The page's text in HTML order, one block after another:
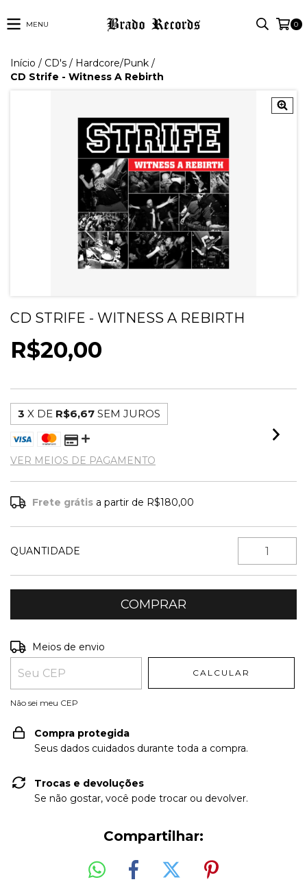
MENU 0
Início / CD's / Hardcore/Punk /
CD Strife - Witness A Rebirth
CD STRIFE - WITNESS A REBIRTH
R$20,00
3 X DE R$6,67 SEM JUROS
VER MEIOS DE PAGAMENTO
Frete grátis a partir de R$180,00
QUANTIDADE
Entregas para o CEP:
Meios de envio
CALCULAR
Não sei meu CEP
Compra protegida
Seus dados cuidados durante toda a compra.
Trocas e devoluções
Se não gostar, você pode trocar ou devolver.
Compartilhar: